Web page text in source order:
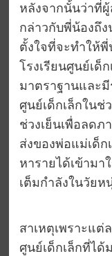
หลังจากนั้นว่าที่
กล่าวกับพี่น้องถึง
ตั้งใจที่จะทำให้
โรงเรียนศูนย์เด็
มาตราฐานและ
ศูนย์เด็กเล็กในช่
ช่วงเย็นเพื่อลดภ
ส่งของพ่อแม่เด็
หารายได้เข้ามา
เต็มกำลังในวัยห
สาเหตุเพราะแ
ศูนย์เด็กเล็กที่ไ